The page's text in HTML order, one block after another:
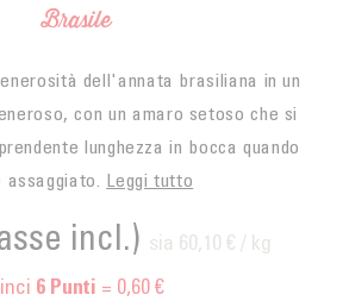
Brasile
dell'annata brasiliana in un
con un amaro setoso che si
lunghezza in bocca quando
assaggiato. Leggi tutto
incl.) sia 60,10 € / kg
6 Punti = 0,60 €